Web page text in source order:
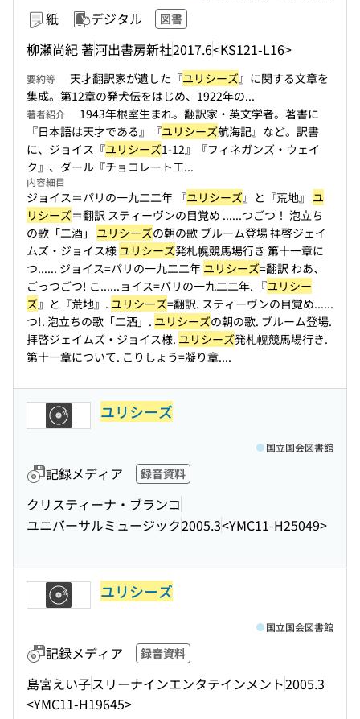
紙 デジタル 図書
柳瀬尚紀 著河出書房新社2017.6<KS121-L16>
要約等 天才翻訳家が遺した『ユリシーズ』に関する文章を
集成。第12章の発犬伝をはじめ、1922年の...
著者紹介
1943年根室生まれ。翻訳家・英文学者。著書に
『日本語は天才である』『ユリシーズ航海記』など。訳書
に、ジョイス『ユリシーズ1-12』『フィネガンズ・ウェイ
ク』、ダール『チョコレート工...
内容細目
ジョイス＝パリの一九二二年 『ユリシーズ』と『荒地』 ユ
リシーズ＝翻訳 スティーヴンの目覚め ......つごつ！ 泡立ち
の歌「二酒」 ユリシーズの朝の歌 ブルーム登場 拝啓ジェイ
ムズ・ジョイス様 ユリシーズ発札幌競馬場行き 第十一章に
つ...... ジョイス=パリの一九二二年 ユリシーズ=翻訳 わあ、
ごっつごつ! こ......ョイス=パリの一九二二年. 『ユリシー
ズ』と『荒地』. ユリシーズ=翻訳. スティーヴンの目覚め......
つ!. 泡立ちの歌「二酒」. ユリシーズの朝の歌. ブルーム登場.
拝啓ジェイムズ・ジョイス様. ユリシーズ発札幌競馬場行き.
第十一章について. こりしょう=凝り章....
ユリシーズ
記録メディア 録音資料
クリスティーナ・ブランコ
ユニバーサルミュージック2005.3<YMC11-H25049>
国立国会図書館
ユリシーズ
記録メディア 録音資料
島宮えい子スリーナインエンタテインメント2005.3
<YMC11-H19645>
国立国会図書館